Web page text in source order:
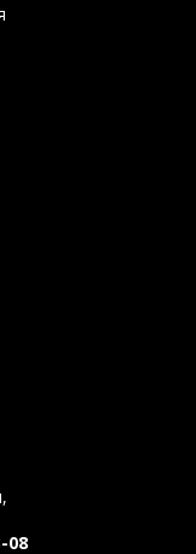
08